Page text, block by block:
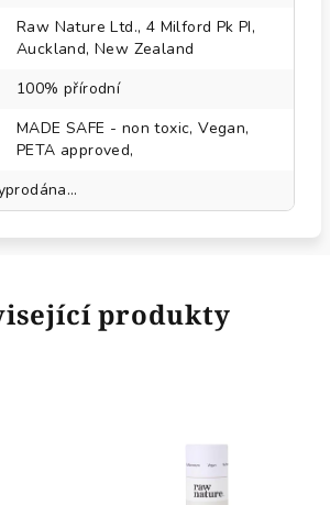
Raw Nature Ltd., 4 Milford Pk PI,
Auckland, New Zealand
100% přírodní
MADE SAFE - non toxic, Vegan,
PETA approved,
produkty